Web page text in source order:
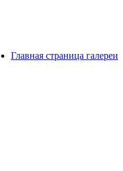
Главная страница галереи